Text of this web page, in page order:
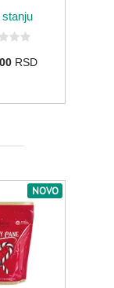
stanju
RSD
NOVO